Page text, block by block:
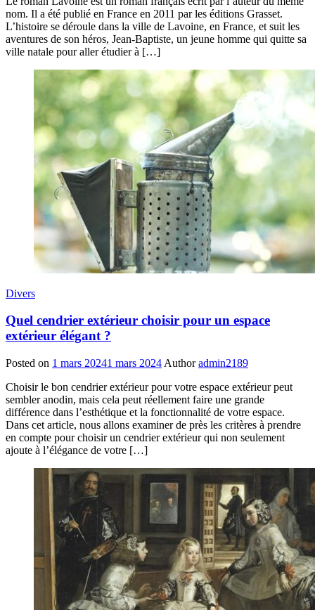
nom. Il a été publié en France en 2011 par les éditions Grasset.
L’histoire se déroule dans la ville de Lavoine, en France, et suit les
aventures de son héros, Jean-Baptiste, un jeune homme qui quitte sa
ville natale pour aller étudier à […]
Divers
Quel cendrier extérieur choisir pour un espace
extérieur élégant ?
Posted on 1 mars 20241 mars 2024 Author admin2189
Choisir le bon cendrier extérieur pour votre espace extérieur peut
sembler anodin, mais cela peut réellement faire une grande
différence dans l’esthétique et la fonctionnalité de votre espace.
Dans cet article, nous allons examiner de près les critères à prendre
en compte pour choisir un cendrier extérieur qui non seulement
ajoute à l’élégance de votre […]